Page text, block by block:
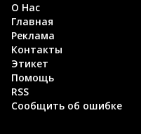
О Нас
Главная
Реклама
Контакты
Этикет
Помощь
RSS
Сообщить об ошибке